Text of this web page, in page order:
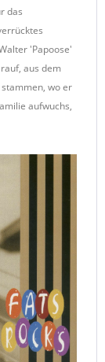
das
'Papoose'
aus dem
wo er
aufwuchs,